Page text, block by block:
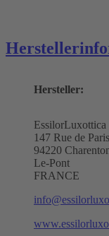
Hersteller:
EssilorLuxottica
147 Rue de Paris
94220
Le-Pont
FRANCE